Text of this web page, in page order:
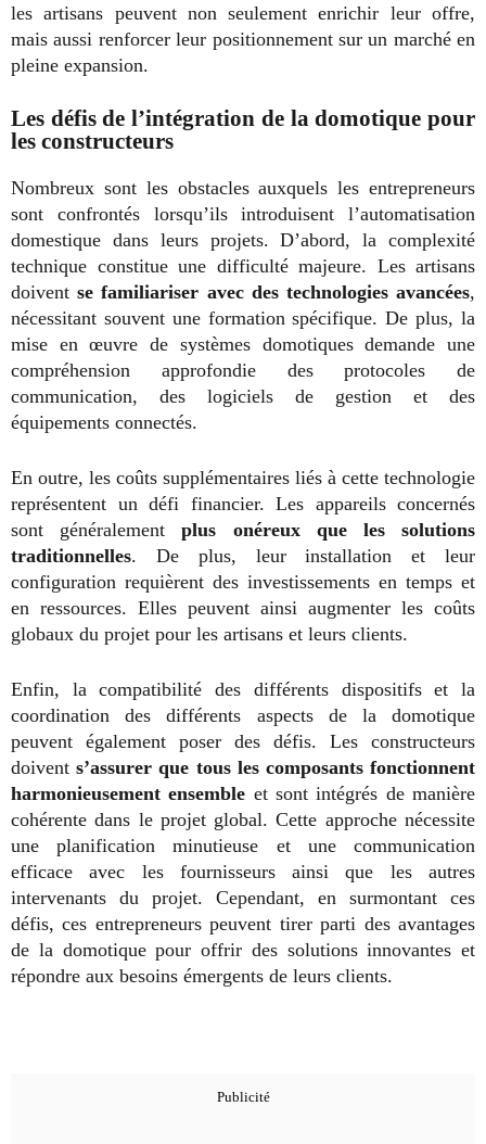
les artisans peuvent non seulement enrichir leur offre,
mais aussi renforcer leur positionnement sur un marché en
pleine expansion.
Les défis de l’intégration de la domotique pour
les constructeurs
Nombreux sont les obstacles auxquels les entrepreneurs
sont confrontés lorsqu’ils introduisent l’automatisation
domestique dans leurs projets. D’abord, la complexité
technique constitue une difficulté majeure. Les artisans
doiventse familiariser avec des technologies avancées,
nécessitant souvent une formation spécifique. De plus, la
mise en œuvre de systèmes domotiques demande une
compréhension approfondie des protocoles de
communication, des logiciels de gestion et des
équipements connectés.
En outre, les coûts supplémentaires liés à cette technologie
représentent un défi financier. Les appareils concernés
sont généralementplus onéreux que les solutions
traditionnelles. De plus, leur installation et leur
configuration requièrent des investissements en temps et
en ressources. Elles peuvent ainsi augmenter les coûts
globaux du projet pour les artisans et leurs clients.
Enfin, la compatibilité des différents dispositifs et la
coordination des différents aspects de la domotique
peuvent également poser des défis. Les constructeurs
doivents’assurer que tous les composants fonctionnent
harmonieusement ensemble et sont intégrés de manière
cohérente dans le projet global. Cette approche nécessite
une planification minutieuse et une communication
efficace avec les fournisseurs ainsi que les autres
intervenants du projet. Cependant, en surmontant ces
défis, ces entrepreneurs peuvent tirer parti des avantages
de la domotique pour offrir des solutions innovantes et
répondre aux besoins émergents de leurs clients.